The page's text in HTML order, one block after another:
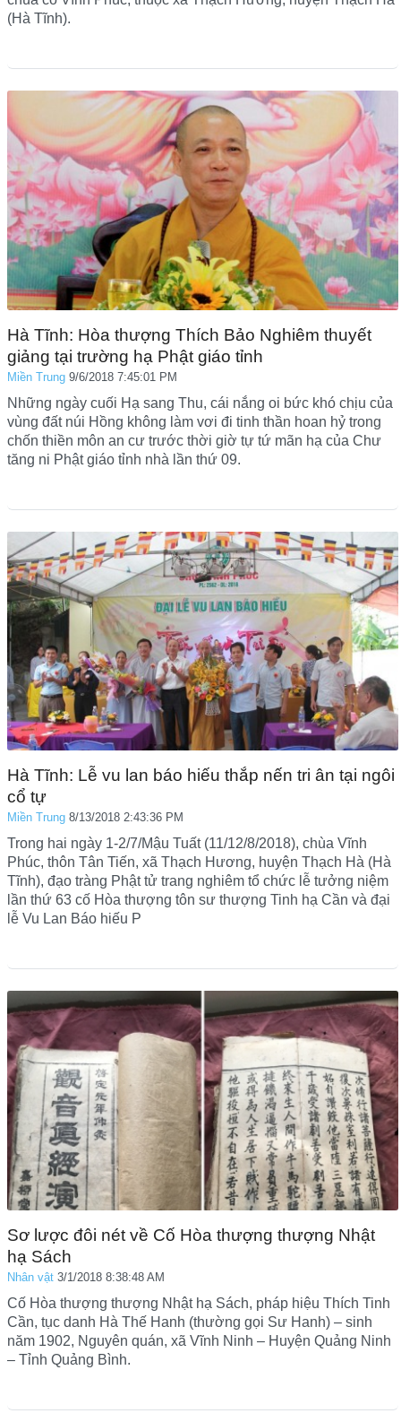
(Hà Tĩnh).
Hà Tĩnh: Hòa thượng Thích Bảo Nghiêm thuyết
giảng tại trường hạ Phật giáo tỉnh
Miền Trung 9/6/2018 7:45:01 PM
Những ngày cuối Hạ sang Thu, cái nắng oi bức khó chịu của
vùng đất núi Hồng không làm vơi đi tinh thần hoan hỷ trong
chốn thiền môn an cư trước thời giờ tự tứ mãn hạ của Chư
tăng ni Phật giáo tỉnh nhà lần thứ 09.
Hà Tĩnh: Lễ vu lan báo hiếu thắp nến tri ân tại ngôi
cổ tự
Miền Trung 8/13/2018 2:43:36 PM
Trong hai ngày 1-2/7/Mậu Tuất (11/12/8/2018), chùa Vĩnh
Phúc, thôn Tân Tiến, xã Thạch Hương, huyện Thạch Hà (Hà
Tĩnh), đạo tràng Phật tử trang nghiêm tổ chức lễ tưởng niệm
lần thứ 63 cố Hòa thượng tôn sư thượng Tinh hạ Cần và đại
lễ Vu Lan Báo hiếu P
Sơ lược đôi nét về Cố Hòa thượng thượng Nhật
hạ Sách
Nhân vật 3/1/2018 8:38:48 AM
Cố Hòa thượng thượng Nhật hạ Sách, pháp hiệu Thích Tinh
Cần, tục danh Hà Thế Hanh (thường gọi Sư Hanh) – sinh
năm 1902, Nguyên quán, xã Vĩnh Ninh – Huyện Quảng Ninh
– Tỉnh Quảng Bình.